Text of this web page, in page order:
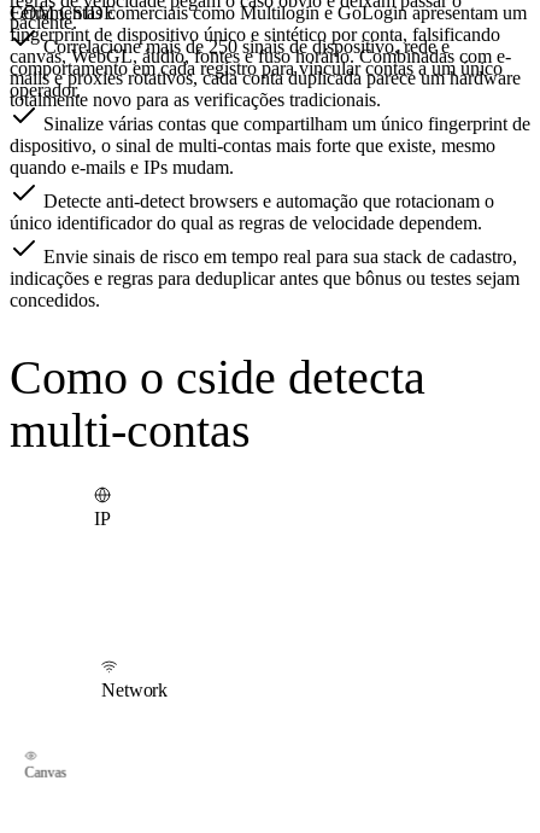
paciente.
Ferramentas comerciais como Multilogin e GoLogin apresentam um
fingerprint de dispositivo único e sintético por conta, falsificando
canvas, WebGL, áudio, fontes e fuso horário. Combinadas com e-
mails e proxies rotativos, cada conta duplicada parece um hardware
totalmente novo para as verificações tradicionais.
COM CSIDE
Correlacione mais de 250 sinais de dispositivo, rede e
comportamento em cada registro para vincular contas a um único
operador.
Sinalize várias contas que compartilham um único fingerprint de
dispositivo, o sinal de multi-contas mais forte que existe, mesmo
quando e-mails e IPs mudam.
Detecte anti-detect browsers e automação que rotacionam o
único identificador do qual as regras de velocidade dependem.
Envie sinais de risco em tempo real para sua stack de cadastro,
indicações e regras para deduplicar antes que bônus ou testes sejam
concedidos.
Como o cside detecta
multi-contas